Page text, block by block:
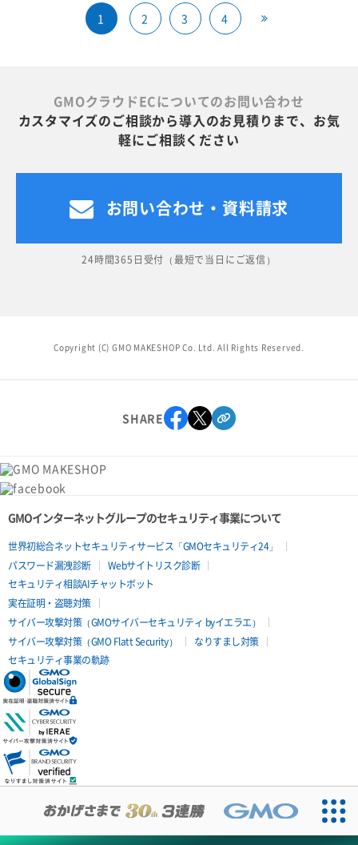
1 2 3 4
GMOクラウドECについてのお問い合わせ
カスタマイズのご相談から導入のお見積りまで、お気
軽にご相談ください
お問い合わせ・資料請求
24時間365日受付（最短で当日にご返信）
Copyright (C) GMO MAKESHOP Co. Ltd. All Rights Reserved.
SHARE
GMOインターネットグループのセキュリティ事業について
世界初総合ネットセキュリティサービス「GMOセキュリティ24」
パスワード漏洩診断
Webサイトリスク診断
セキュリティ相談AIチャットボット
実在証明・盗聴対策
サイバー攻撃対策（GMOサイバーセキュリティ byイエラエ）
サイバー攻撃対策（GMO Flatt Security）
なりすまし対策
セキュリティ事業の軌跡